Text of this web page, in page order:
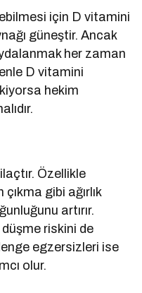
için D vitamini
güneştir. Ancak
her zaman
D vitamini
hekim
Özellikle
gibi ağırlık
artırır.
riskini de
egzersizleri ise
olur.